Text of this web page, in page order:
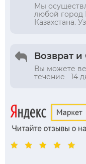
Мы
любой город
Казахстана.
Возврат
Вы можете
течение 14